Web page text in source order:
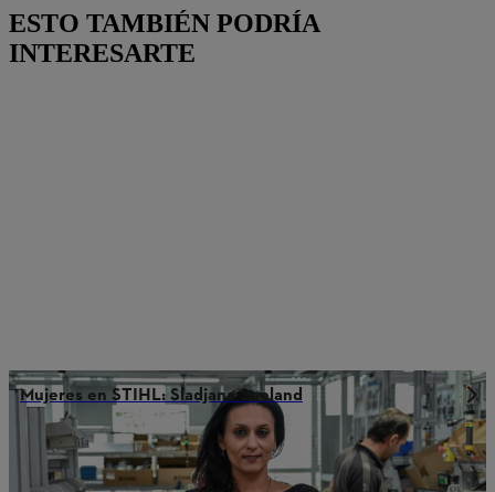
ESTO TAMBIÉN PODRÍA
INTERESARTE
Mujeres en STIHL: Sladjana Seeland